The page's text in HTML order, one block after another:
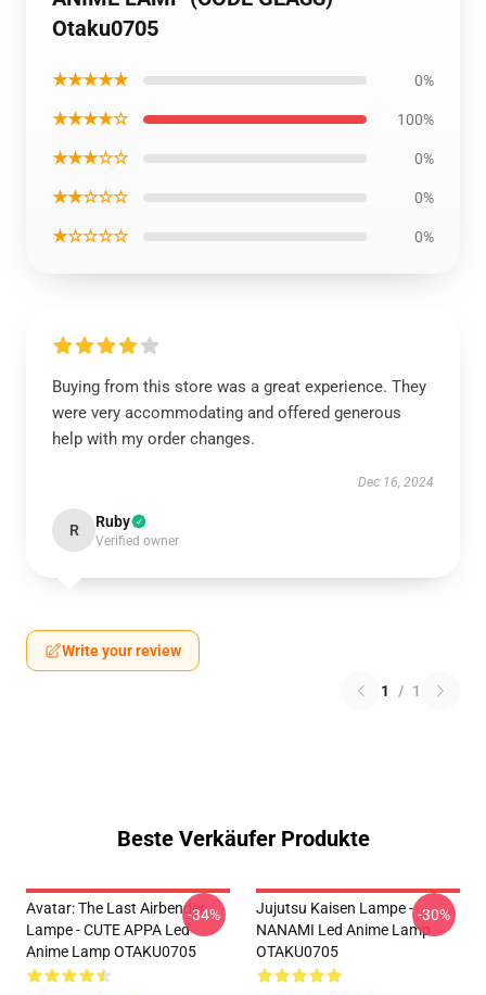
Otaku0705
★★★★★ 0%
★★★★☆ 100%
★★★☆☆ 0%
★★☆☆☆ 0%
★☆☆☆☆ 0%
Buying from this store was a great experience. They
were very accommodating and offered generous
help with my order changes.
Dec 16, 2024
R Ruby
Verified owner
Write your review
1 / 1
Beste Verkäufer Produkte
Avatar: The Last Airbender
Lampe - CUTE APPA Led
Anime Lamp OTAKU0705
-34%
Jujutsu Kaisen Lampe -
NANAMI Led Anime Lamp
OTAKU0705
-30%